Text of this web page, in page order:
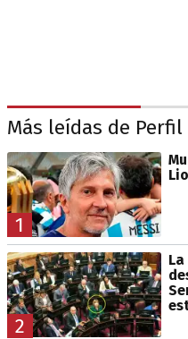
Más leídas de Perfil
1
2